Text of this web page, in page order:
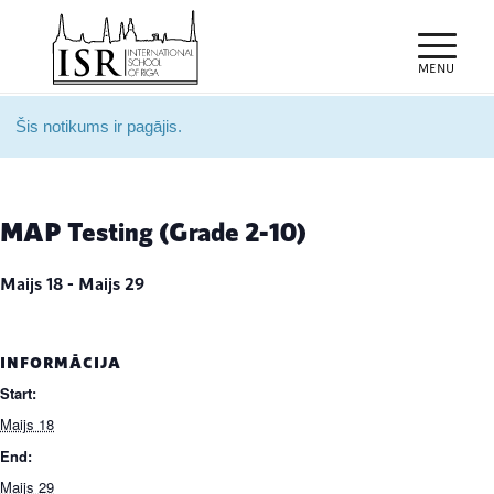
Šis notikums ir pagājis.
MAP Testing (Grade 2-10)
Maijs 18 - Maijs 29
INFORMĀCIJA
Start:
Maijs 18
End:
Maijs 29